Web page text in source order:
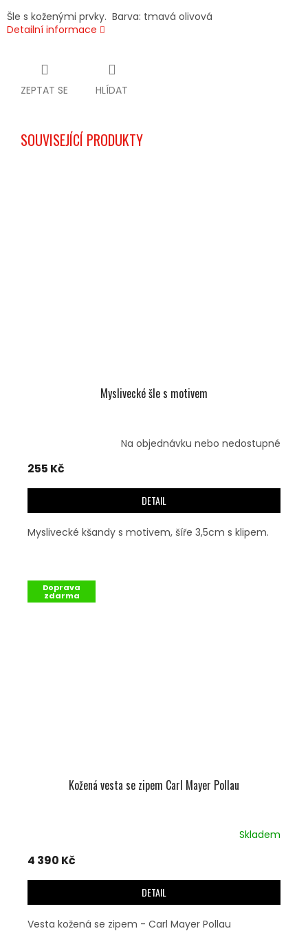
Šle s koženými prvky. Barva: tmavá olivová
Detailní informace
ZEPTAT SE HLÍDAT
SOUVISEJÍCÍ PRODUKTY
Myslivecké šle s motivem
Na objednávku nebo nedostupné
255 Kč
DETAIL
Myslivecké kšandy s motivem, šíře 3,5cm s klipem.
Doprava
zdarma
Kožená vesta se zipem Carl Mayer Pollau
Skladem
4 390 Kč
DETAIL
Vesta kožená se zipem - Carl Mayer Pollau